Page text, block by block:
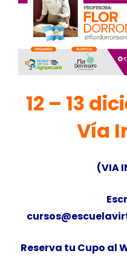
12 – 13
Vía
(VIA
Reserva tu Cupo al